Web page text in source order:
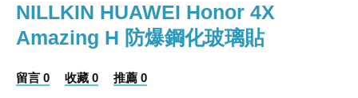
NILLKIN HUAWEI Honor 4X
Amazing H 防爆鋼化玻璃貼
留言 0 收藏 0 推薦 0